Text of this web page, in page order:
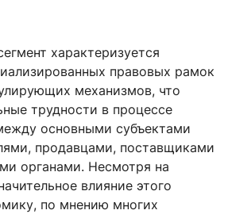
характеризуется
правовых рамок
механизмов, что
трудности в процессе
основными субъектами
продавцами, поставщиками
органами. Несмотря на
влияние этого
по мнению многих